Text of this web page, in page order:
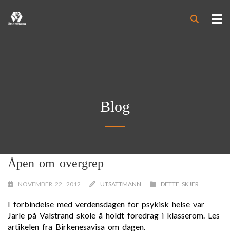
Blog
Åpen om overgrep
NOVEMBER 22, 2012 UTSATTMANN DETTE SKJER
I forbindelse med verdensdagen for psykisk helse var
Jarle på Valstrand skole å holdt foredrag i klasserom. Les
artikelen fra Birkenesavisa om dagen.